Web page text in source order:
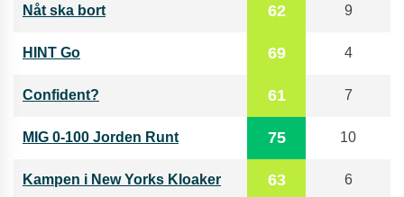
Nåt ska bort 62 9
HINT Go 69 4
Confident? 61 7
MIG 0-100 Jorden Runt 75 10
Kampen i New Yorks Kloaker 63 6